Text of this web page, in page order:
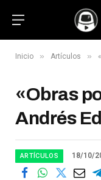
Inicio » Artículos »
«Obras
Andrés
ARTÍCULOS 18/10/